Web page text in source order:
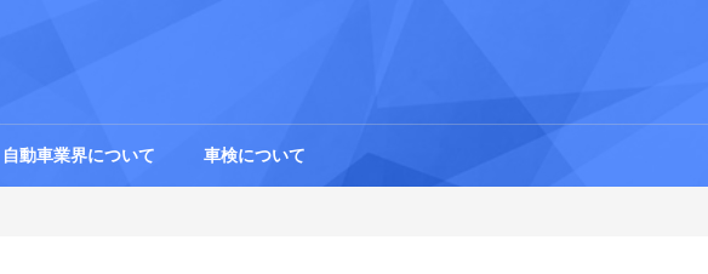
自動車業界について 車検について